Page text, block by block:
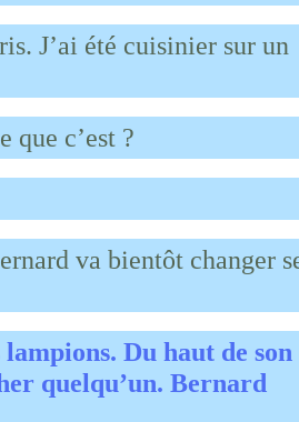
J’ai été cuisinier sur un
que c’est ?
va bientôt changer
Du haut de son
quelqu’un. Bernard